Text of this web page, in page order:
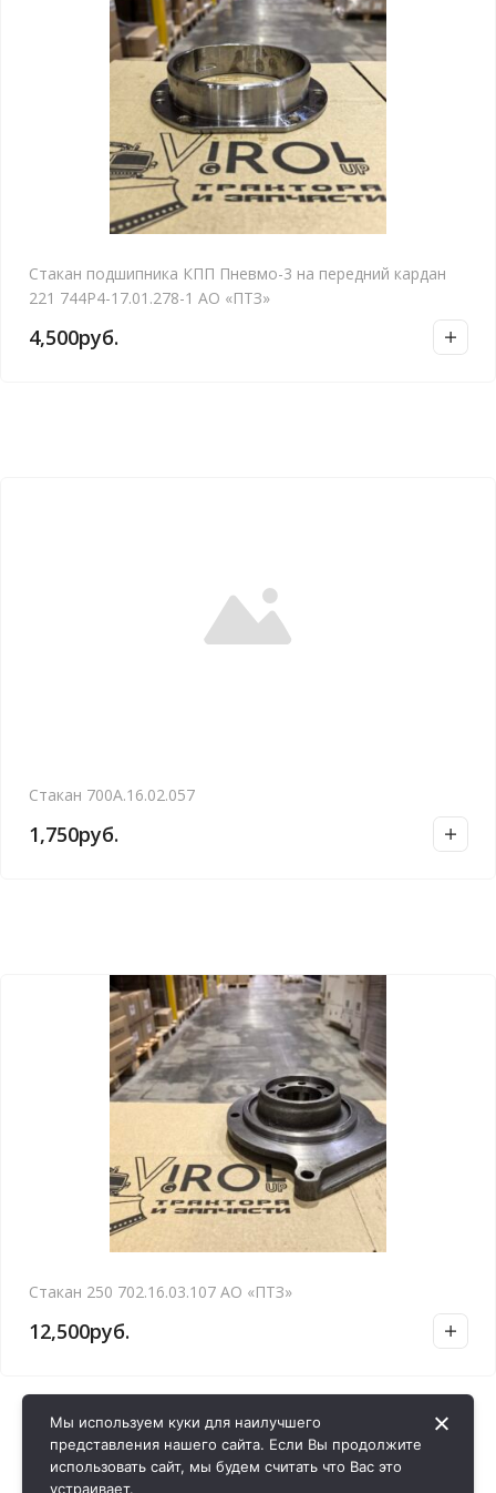
Стакан подшипника КПП Пневмо-3 на передний кардан
221 744Р4-17.01.278-1 АО «ПТЗ»
4,500руб.
Стакан 700А.16.02.057
1,750руб.
Стакан 250 702.16.03.107 АО «ПТЗ»
12,500руб.
Мы используем куки для наилучшего
представления нашего сайта. Если Вы продолжите
использовать сайт, мы будем считать что Вас это
устраивает.